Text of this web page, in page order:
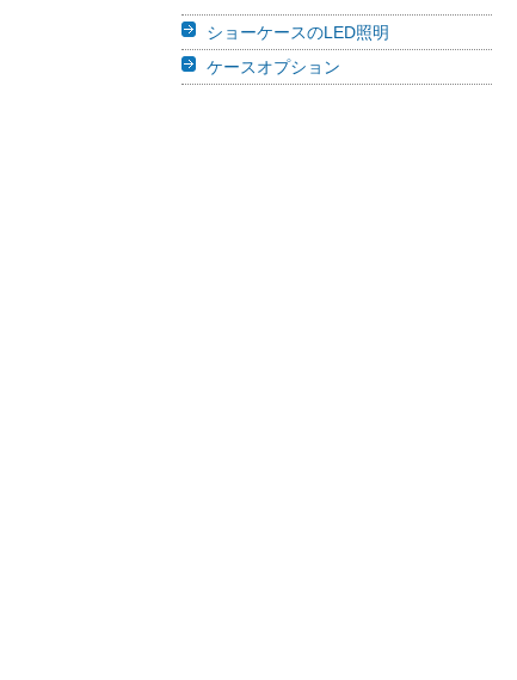
ショーケースのLED照明
ケースオプション